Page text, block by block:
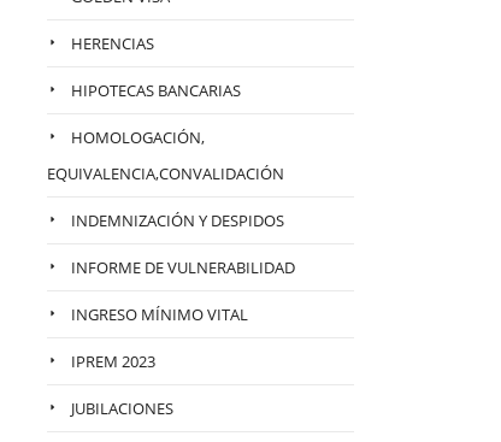
HERENCIAS
HIPOTECAS BANCARIAS
HOMOLOGACIÓN,
EQUIVALENCIA,CONVALIDACIÓN
INDEMNIZACIÓN Y DESPIDOS
INFORME DE VULNERABILIDAD
INGRESO MÍNIMO VITAL
IPREM 2023
JUBILACIONES